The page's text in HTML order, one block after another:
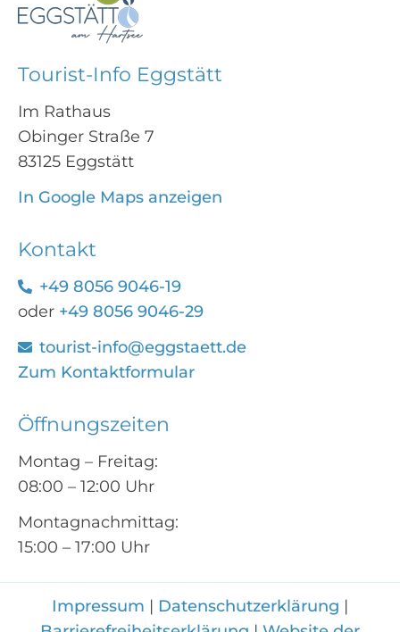
Tourist-Info Eggstätt
Im Rathaus
Obinger Straße 7
83125 Eggstätt
In Google Maps anzeigen
Kontakt
+49 8056 9046-19
oder +49 8056 9046-29
tourist-info@eggstaett.de
Zum Kontaktformular
Öffnungszeiten
Montag – Freitag:
08:00 – 12:00 Uhr
Montagnachmittag:
15:00 – 17:00 Uhr
Impressum | Datenschutzerklärung |